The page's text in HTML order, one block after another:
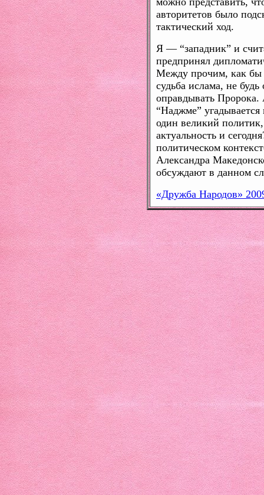
авторитетов было
тактический ход.
Я — “западник” и
предпринял
Между прочим, как бы
судьба ислама, не
оправдывать
“Наджме”
один великий
актуальность и
политическом
Александра
обсуждают в данном
«Дружба Народов»